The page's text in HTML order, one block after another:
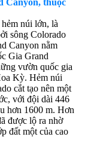
Canyon, thuộc
núi lớn, là
sông Colorado
Canyon nằm
Gia Grand
vườn quốc gia
Kỳ. Hẻm núi
cắt tạo nên một
với đội dài 446
hơn 1600 m. Hơn
được lộ ra nhờ
đất một của cao